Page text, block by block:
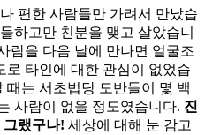
편한 사람들만 가려서 만났습
하고만 친분을 맺고 살았습니
람을 다음 날에 만나면 얼굴조
로 타인에 대한 관심이 없었습
때는 서초법당 도반들이 몇 백
사람이 없을 정도였습니다. 진
그랬구나! 세상에 대해 눈 감고